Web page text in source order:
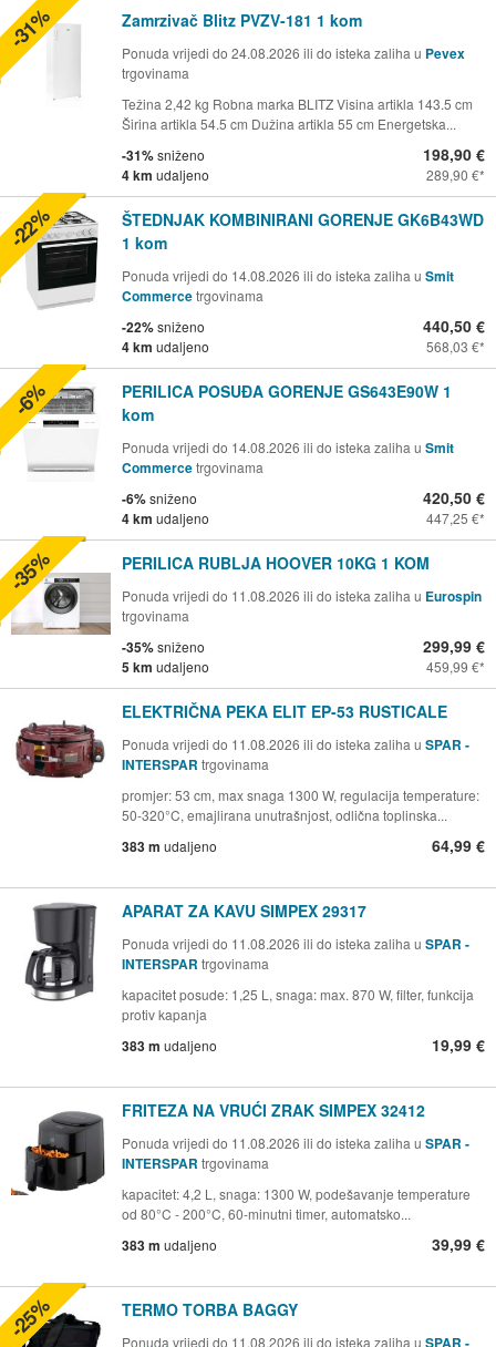
Zamrzivač Blitz PVZV-181 1 kom
Ponuda vrijedi do 24.08.2026 ili do isteka zaliha u Pevex
trgovinama
Težina 2,42 kg Robna marka BLITZ Visina artikla 143.5 cm
Širina artikla 54.5 cm Dužina artikla 55 cm Energetska...
-31%sniženo
4 km udaljeno
198,90 €
289,90 €
-31%
ŠTEDNJAK KOMBINIRANI GORENJE GK6B43WD
1 kom
Ponuda vrijedi do 14.08.2026 ili do isteka zaliha u Smit
Commercetrgovinama
-22%sniženo
4 km udaljeno
440,50 €
568,03 €
-22%
PERILICA POSUĐA GORENJE GS643E90W 1
kom
Ponuda vrijedi do 14.08.2026 ili do isteka zaliha u Smit
Commercetrgovinama
-6%sniženo
4 km udaljeno
420,50 €
447,25 €
-6%
PERILICA RUBLJA HOOVER 10KG 1 KOM
Ponuda vrijedi do 11.08.2026 ili do isteka zaliha u Eurospin
trgovinama
-35%sniženo
5 km udaljeno
299,99 €
459,99 €
-35%
ELEKTRIČNA PEKA ELIT EP-53 RUSTICALE
Ponuda vrijedi do 11.08.2026 ili do isteka zaliha u SPAR -
INTERSPAR trgovinama
promjer: 53 cm, max snaga 1300 W, regulacija temperature:
50-320°C, emajlirana unutrašnjost, odlična toplinska...
383 m udaljeno 64,99 €
APARAT ZA KAVU SIMPEX 29317
Ponuda vrijedi do 11.08.2026 ili do isteka zaliha u SPAR -
INTERSPAR trgovinama
kapacitet posude: 1,25 L, snaga: max. 870 W, filter, funkcija
protiv kapanja
383 m udaljeno 19,99 €
FRITEZA NA VRUĆI ZRAK SIMPEX 32412
Ponuda vrijedi do 11.08.2026 ili do isteka zaliha u SPAR -
INTERSPAR trgovinama
kapacitet: 4,2 L, snaga: 1300 W, podešavanje temperature
od 80°C - 200°C, 60-minutni timer, automatsko...
383 m udaljeno 39,99 €
TERMO TORBA BAGGY
Ponuda vrijedi do 11.08.2026 ili do isteka zaliha u SPAR -
-25%